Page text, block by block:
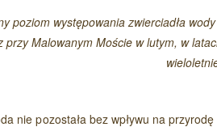
poziom występowania zwierciadła
przy Malowanym Moście w lutym, w
nie pozostała bez wpływu na